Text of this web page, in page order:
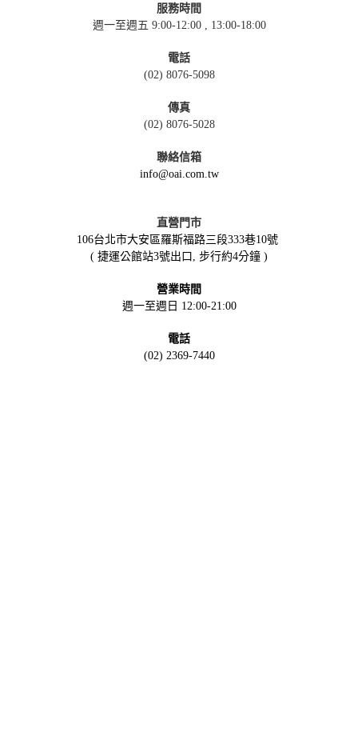
服務時間
週一至週五 9:00-12:00 , 13:00-18:00
電話
(02) 8076-5098
傳真
(02) 8076-5028
聯絡信箱
info@oai.com.tw
直營門市
106台北市大安區羅斯福路三段333巷10號
( 捷運公館站3號出口, 步行約4分鐘 )
營業時間
週一至週日 12:00-21:00
電話
(02) 2369-7440